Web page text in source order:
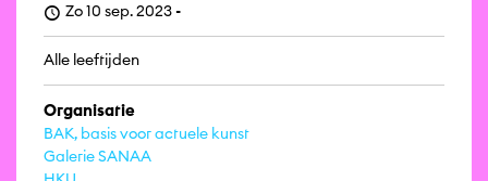
Zo 10 sep. 2023 -
Alle leeftijden
Organisatie
BAK, basis voor actuele kunst
Galerie SANAA